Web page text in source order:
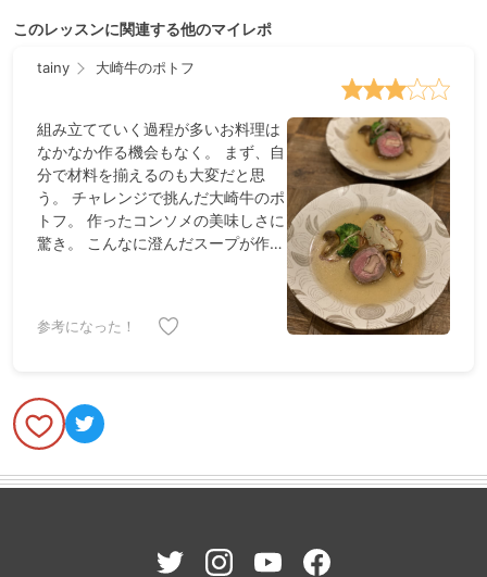
このレッスンに関連する他のマイレポ
tainy 大崎牛のポトフ
組み立てていく過程が多いお料理は
なかなか作る機会もなく。 まず、自
分で材料を揃えるのも大変だと思
う。 チャレンジで挑んだ大崎牛のポ
トフ。 作ったコンソメの美味しさに
驚き。 こんなに澄んだスープが作れ
しまい、微妙な色になってしまっ
感は大きかった😂
参考になった！